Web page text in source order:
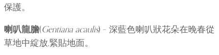
保護。
喇叭龍膽(Gentiana acaulis) – 深藍色喇叭狀花朵在晚春從
草地中綻放,緊貼地面。